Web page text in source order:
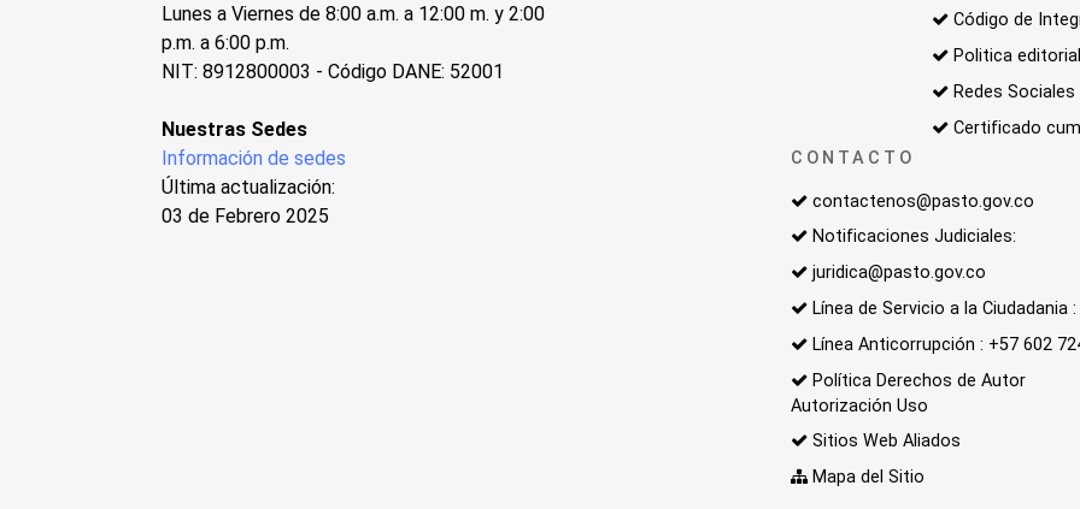
Lunes a Viernes de 8:00 a.m. a 12:00 m. y 2:00
p.m. a 6:00 p.m.
NIT: 8912800003 - Código DANE: 52001
Nuestras Sedes
Información de sedes
Última actualización:
03 de Febrero 2025
Código de
Politica editorial
Redes Sociales
Certificado
CONTACTO
contactenos@pasto.gov.co
Notificaciones Judiciales:
juridica@pasto.gov.co
Línea de Servicio a la Ciudadania
Línea Anticorrupción : +57 602
Política Derechos de Autor
Autorización Uso
Sitios Web Aliados
Mapa del Sitio